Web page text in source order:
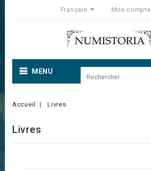
Français Mon compte
MENU
Accueil Livres
Livres